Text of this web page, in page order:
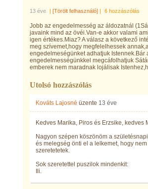
13 éve | [Törölt felhasználó] | 6 hozzászólás
Jobb az engedelmesség az áldozatnál
javaink mind az övéi.Van-e akkor valami
igen értékes.Miaz? A válasz a következő
meg szívemet,hogy megfelelhessek
engedelmeségünket adhatjuk
engedelmességünkkel megcáfolhatjuk
emberek nem maradnak lojálisak
Utolsó hozzászólás
Kováts Lajosné üzente 13 éve
Kedves Marika, Piros és Erzsike, kedves
Nagyon szépen köszönöm a
és melegség önti el a lelkemet, hogy
szeretetetek.
Sok szeretettel puszilok mindenkit:
Ili.